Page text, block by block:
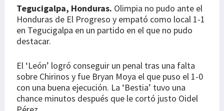
Tegucigalpa, Honduras. Olimpia no pudo ante el
Honduras de El Progreso y empató como local 1-1
en Tegucigalpa en un partido en el que no pudo
destacar.
El ‘León’ logró conseguir un penal tras una falta
sobre Chirinos y fue Bryan Moya el que puso el 1-0
con una buena ejecución. La ‘Bestia’ tuvo una
chance minutos después que le cortó justo Oidel